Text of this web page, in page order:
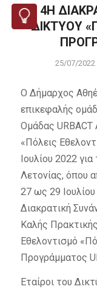
4Η
ΔΙΚΤΥΟΥ
25/07/2022
Ο Δήμαρχος
επικεφαλής
Ομάδας
«Πόλεις
Ιουλίου 2022
Λετονίας, όπου
27 ως 29
Διακρατική
Καλής
Εθελοντισμό
Προγράμματος
Εταίροι του